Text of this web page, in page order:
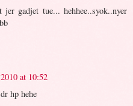
gadjet tue... hehhee..syok..nyer
at 10:52
hp hehe